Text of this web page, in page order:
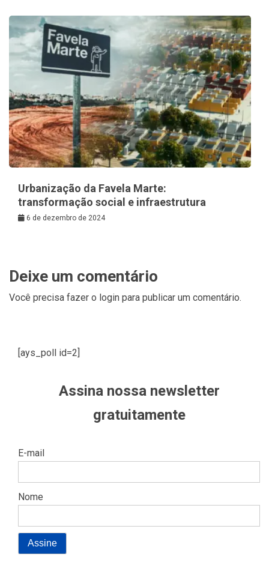
Urbanização da Favela Marte:
transformação social e infraestrutura
6 de dezembro de 2024
Deixe um comentário
Você precisa fazer o login para publicar um comentário.
[ays_poll id=2]
Assina nossa newsletter
gratuitamente
E-mail
Nome